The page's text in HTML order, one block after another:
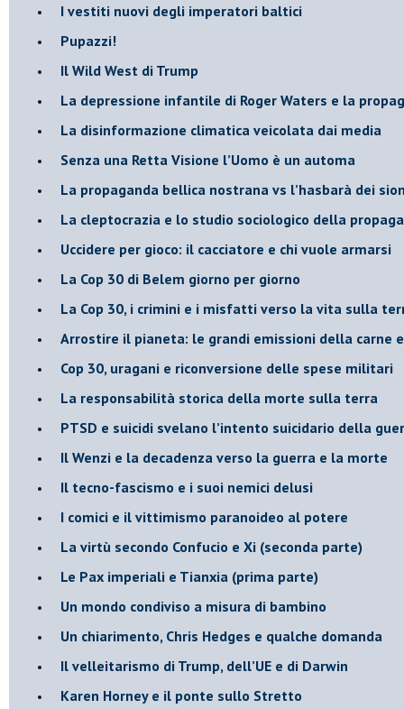
​I vestiti nuovi degli imperatori baltici
​Pupazzi!
​Il Wild West di Trump
​La depressione infantile di Roger Waters e la
​La disinformazione climatica veicolata dai media
Senza una Retta Visione l’Uomo è un automa
​La propaganda bellica nostrana vs l’hasbarà dei
​La cleptocrazia e lo studio sociologico della
​Uccidere per gioco: il cacciatore e chi vuole armarsi
​La Cop 30 di Belem giorno per giorno
La Cop 30, i crimini e i misfatti verso la vita sulla
Arrostire il pianeta: le grandi emissioni della carne
​Cop 30, uragani e riconversione delle spese militari
La responsabilità storica della morte sulla terra
PTSD e suicidi svelano l’intento suicidario della
Il Wenzi e la decadenza verso la guerra e la morte
​Il tecno-fascismo e i suoi nemici delusi
​I comici e il vittimismo paranoideo al potere
​La virtù secondo Confucio e Xi (seconda parte)
Le Pax imperiali e Tianxia (prima parte)
Un mondo condiviso a misura di bambino
​Un chiarimento, Chris Hedges e qualche domanda
Il velleitarismo di Trump, dell’UE e di Darwin
​Karen Horney e il ponte sullo Stretto